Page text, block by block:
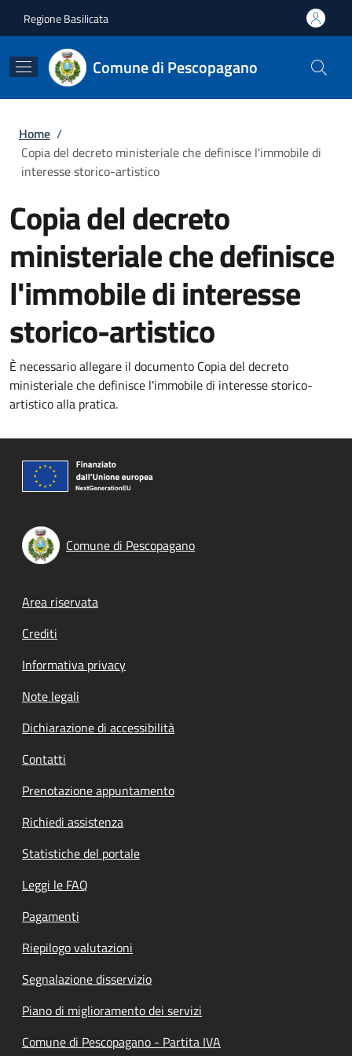
Regione Basilicata
Comune di Pescopagano
Briciole di pane
Home /
Copia del decreto ministeriale che definisce l'immobile di
interesse storico-artistico
Copia del decreto
ministeriale che definisce
l'immobile di interesse
storico-artistico
È necessario allegare il documento Copia del decreto
ministeriale che definisce l'immobile di interesse storico-
artistico alla pratica.
Comune di Pescopagano
Footer menu
Area riservata
Crediti
Informativa privacy
Note legali
Dichiarazione di accessibilità
Contatti
Prenotazione appuntamento
Richiedi assistenza
Statistiche del portale
Leggi le FAQ
Pagamenti
Riepilogo valutazioni
Segnalazione disservizio
Piano di miglioramento dei servizi
Comune di Pescopagano - Partita IVA